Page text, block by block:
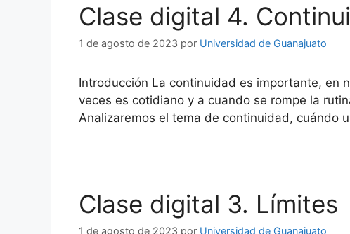
Clase digital 4.
1 de agosto de 2023 por Universidad de Guanajuato
Introducción La continuidad es importante, en
veces es cotidiano y a cuando se rompe la
Analizaremos el tema de continuidad, cuándo
Clase digital 3. Límites
1 de agosto de 2023 por Universidad de Guanajuato